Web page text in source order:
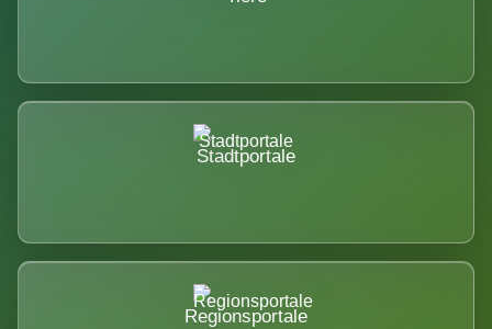
Stadtportale
Regionsportale